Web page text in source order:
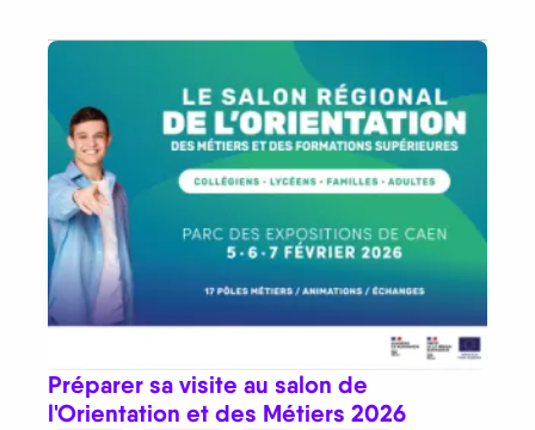
Préparer sa visite au salon de
l'Orientation et des Métiers 2026